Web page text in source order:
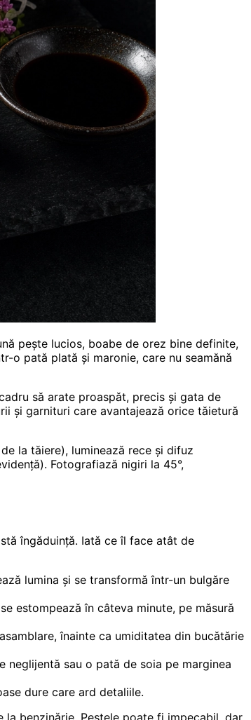
pește lucios, boabe de orez bine definite,
o pată plată și maronie, care nu seamănă
să arate proaspăt, precis și gata de
și garnituri care avantajează orice tăietură
la tăiere), luminează rece și difuz
Fotografiază nigiri la 45°,
îngăduință. Iată ce îl face atât de
lumina și se transformă într-un bulgăre
estompează în câteva minute, pe măsură
înainte ca umiditatea din bucătărie
neglijentă sau o pată de soia pe marginea
dure care ard detaliile.